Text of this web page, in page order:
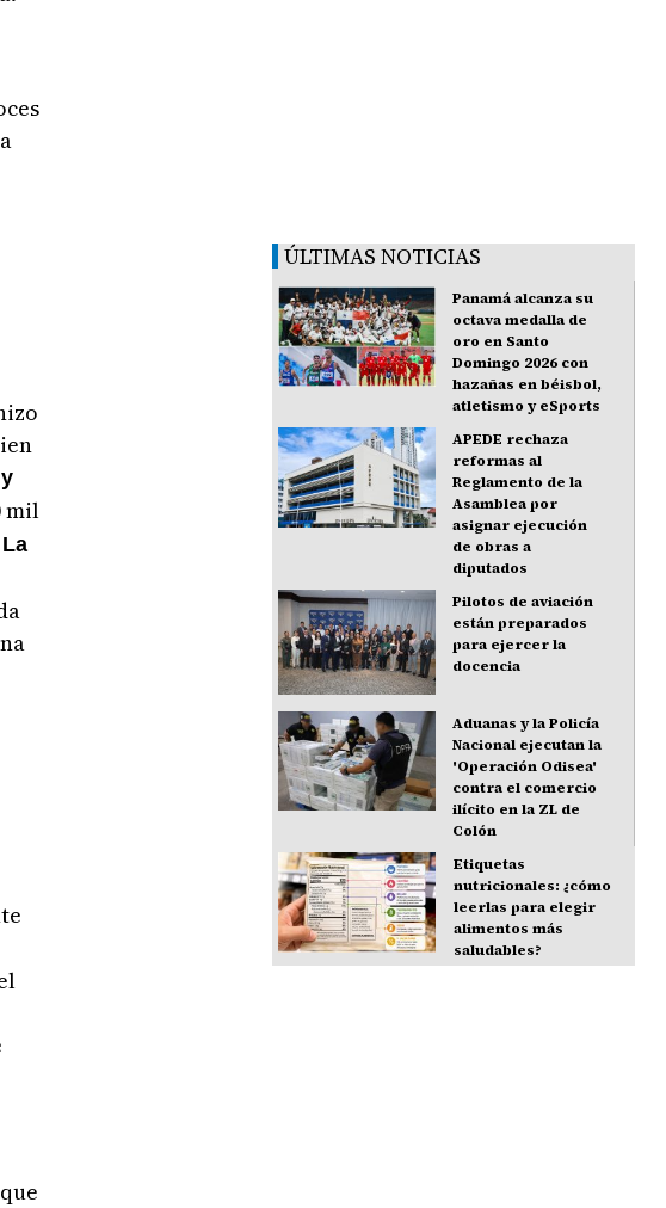
mil
ÚLTIMAS NOTICIAS
Panamá alcanza su
octava medalla de
oro en Santo
Domingo 2026 con
hazañas en béisbol,
atletismo y eSports
APEDE rechaza
reformas al
Reglamento de la
Asamblea por
asignar ejecución
de obras a
diputados
Pilotos de aviación
están preparados
para ejercer la
docencia
Aduanas y la Policía
Nacional ejecutan la
'Operación Odisea'
contra el comercio
ilícito en la ZL de
Colón
Etiquetas
nutricionales: ¿cómo
leerlas para elegir
alimentos más
saludables?